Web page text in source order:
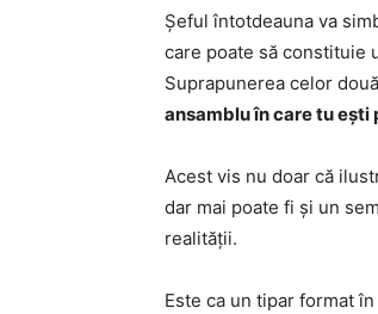
Șeful întotdeauna va
care poate să constituie
Suprapunerea celor
ansamblu în care tu
Acest vis nu doar că
dar mai poate fi și un
realității.
Este ca un tipar format